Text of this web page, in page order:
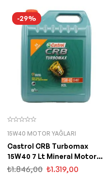
-29%
15W40 MOTOR YAĞLARI
Castrol CRB Turbomax
15W40 7 Lt Mineral Motor
Yağı
₺1.846,00 ₺1.319,00